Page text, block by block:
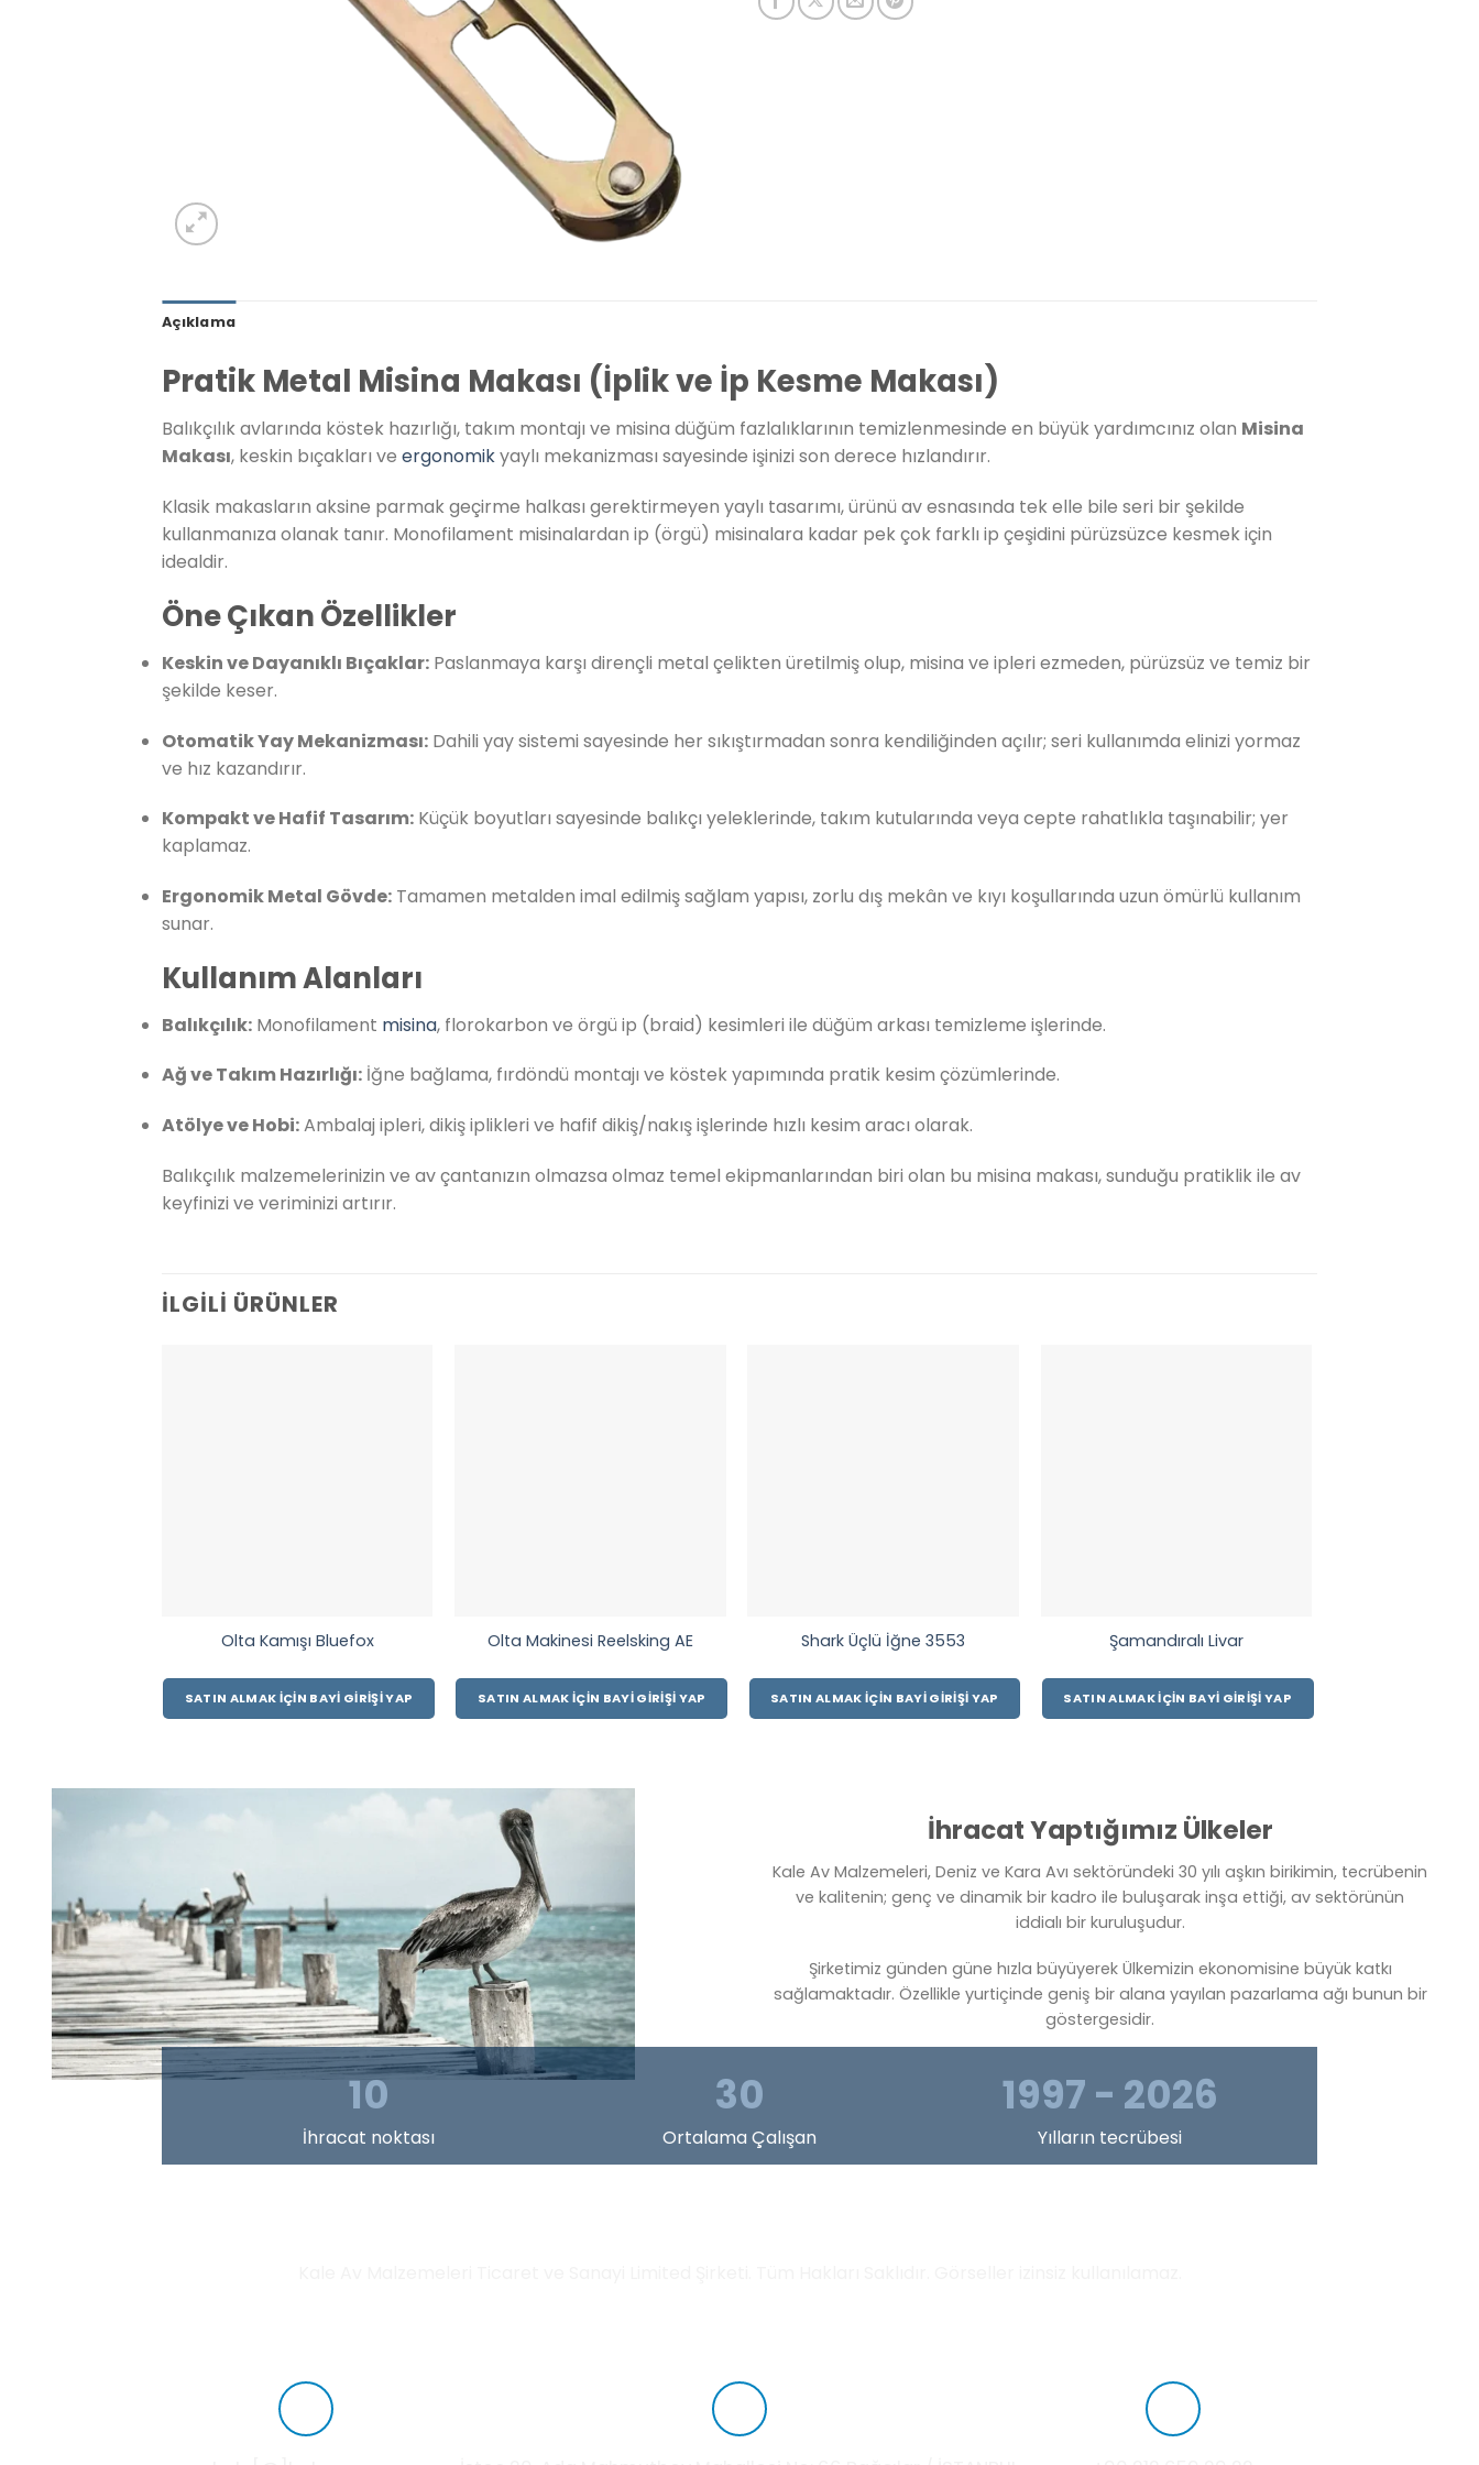
Açıklama
Pratik Metal Misina Makası (İplik ve İp Kesme Makası)
Balıkçılık avlarında köstek hazırlığı, takım montajı ve misina düğüm fazlalıklarının temizlenmesinde en büyük yardımcınız olan Misina
Makası, keskin bıçakları ve ergonomikyaylı mekanizması sayesinde işinizi son derece hızlandırır.
Klasik makasların aksine parmak geçirme halkası gerektirmeyen yaylı tasarımı, ürünü av esnasında tek elle bile seri bir şekilde
kullanmanıza olanak tanır. Monofilament misinalardan ip (örgü) misinalara kadar pek çok farklı ip çeşidini pürüzsüzce kesmek için
idealdir.
Öne Çıkan Özellikler
Keskin ve Dayanıklı Bıçaklar: Paslanmaya karşı dirençli metal çelikten üretilmiş olup, misina ve ipleri ezmeden, pürüzsüz ve temiz bir
şekilde keser.
Otomatik Yay Mekanizması: Dahili yay sistemi sayesinde her sıkıştırmadan sonra kendiliğinden açılır; seri kullanımda elinizi yormaz
ve hız kazandırır.
Kompakt ve Hafif Tasarım: Küçük boyutları sayesinde balıkçı yeleklerinde, takım kutularında veya cepte rahatlıkla taşınabilir; yer
kaplamaz.
Ergonomik Metal Gövde: Tamamen metalden imal edilmiş sağlam yapısı, zorlu dış mekân ve kıyı koşullarında uzun ömürlü kullanım
sunar.
Kullanım Alanları
Balıkçılık: Monofilament misina, florokarbon ve örgü ip (braid) kesimleri ile düğüm arkası temizleme işlerinde.
Ağ ve Takım Hazırlığı: İğne bağlama, fırdöndü montajı ve köstek yapımında pratik kesim çözümlerinde.
Atölye ve Hobi:Ambalaj ipleri, dikiş iplikleri ve hafif dikiş/nakış işlerinde hızlı kesim aracı olarak.
Balıkçılık malzemelerinizin ve av çantanızın olmazsa olmaz temel ekipmanlarından biri olan bu misina makası, sunduğu pratiklik ile av
keyfinizi ve veriminizi artırır.
İLGILI ÜRÜNLER
Olta Kamışı Bluefox
SATIN ALMAK İÇIN BAYI GIRIŞI YAP
Olta Makinesi Reelsking AE
SATIN ALMAK İÇIN BAYI GIRIŞI YAP
Shark Üçlü İğne 3553
SATIN ALMAK İÇIN BAYI GIRIŞI YAP
Şamandıralı Livar
SATIN ALMAK İÇIN BAYI GIRIŞI YAP
İhracat Yaptığımız Ülkeler
Kale Av Malzemeleri, Deniz ve Kara Avı sektöründeki 30 yılı aşkın birikimin, tecrübenin
ve kalitenin; genç ve dinamik bir kadro ile buluşarak inşa ettiği, av sektörünün
iddialı bir kuruluşudur.
Şirketimiz günden güne hızla büyüyerek Ülkemizin ekonomisine büyük katkı
sağlamaktadır. Özellikle yurtiçinde geniş bir alana yayılan pazarlama ağı bunun bir
göstergesidir.
10
İhracat noktası
30
Ortalama Çalışan
1997 - 2026
Yılların tecrübesi